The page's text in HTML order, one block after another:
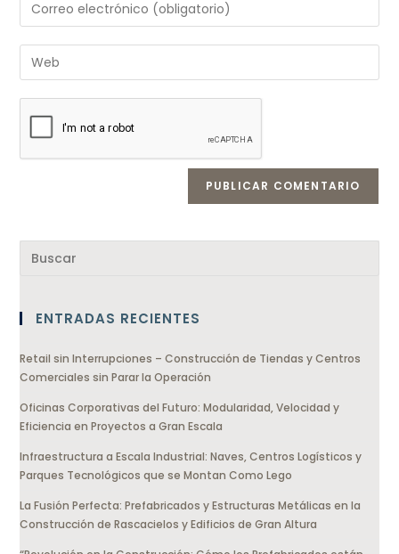
ENTRADAS RECIENTES
Retail sin Interrupciones – Construcción de Tiendas y Centros
Comerciales sin Parar la Operación
Oficinas Corporativas del Futuro: Modularidad, Velocidad y
Eficiencia en Proyectos a Gran Escala
Infraestructura a Escala Industrial: Naves, Centros Logísticos y
Parques Tecnológicos que se Montan Como Lego
La Fusión Perfecta: Prefabricados y Estructuras Metálicas en la
Construcción de Rascacielos y Edificios de Gran Altura